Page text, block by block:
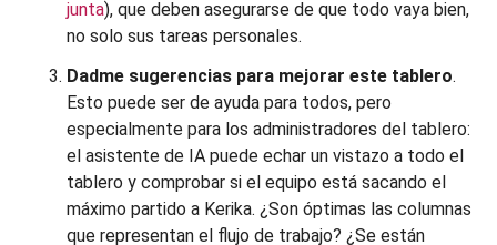
junta), que deben asegurarse de que todo vaya bien,
no solo sus tareas personales.
Dadme sugerencias para mejorar este tablero.
Esto puede ser de ayuda para todos, pero
especialmente para los administradores del tablero:
el asistente de IA puede echar un vistazo a todo el
tablero y comprobar si el equipo está sacando el
máximo partido a Kerika. ¿Son óptimas las columnas
que representan el flujo de trabajo? ¿Se están